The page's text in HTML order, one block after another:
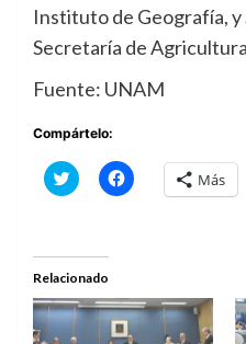
Instituto de Geografía, y
Secretaría de
Fuente: UNAM
Compártelo:
Haz
clic
(Se
abre
en
una
ventana
nueva)
Haz
clic
una
ventana
nueva)
Más
Relacionado